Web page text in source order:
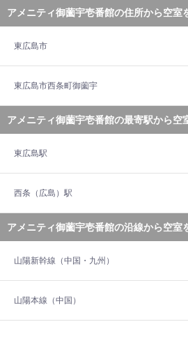
アメニティ御薗宇壱番館の住所から空室
東広島市
東広島市西条町御薗宇
アメニティ御薗宇壱番館の最寄駅から空
東広島駅
西条（広島）駅
アメニティ御薗宇壱番館の沿線から空室
山陽新幹線（中国・九州）
山陽本線（中国）